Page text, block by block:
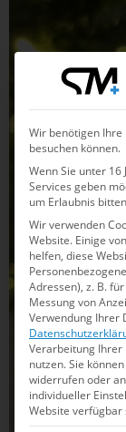
Wir benötigen Ihre
besuchen können.
Wenn Sie unter
Services geben
um Erlaubnis
Wir verwenden
Website. Einige
helfen, diese
Adressen), z. B.
Messung von
Verwendung Ihrer
Verarbeitung Ihrer
nutzen.Sie
widerrufen oder
individueller
Website verfügbar